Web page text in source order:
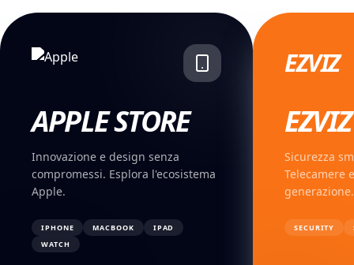
APPLESTORE
Innovazione e design senza
compromessi. Esplora l'ecosistema
Apple.
IPHONE MACBOOK
IPAD
WATCH
EZVIZ
EZVIZ
Sicurezza
Telecamere
generazione.
SECURITY